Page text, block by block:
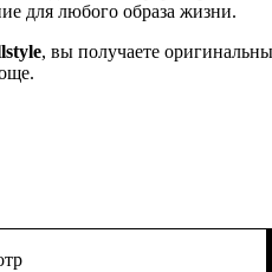
для любого образа жизни.
, вы получаете